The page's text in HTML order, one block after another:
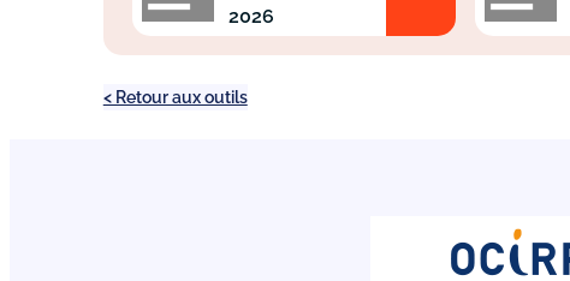
2026
< Retour aux outils